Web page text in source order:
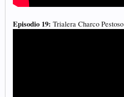
Episodio 19: Trialera Charco Pestoso